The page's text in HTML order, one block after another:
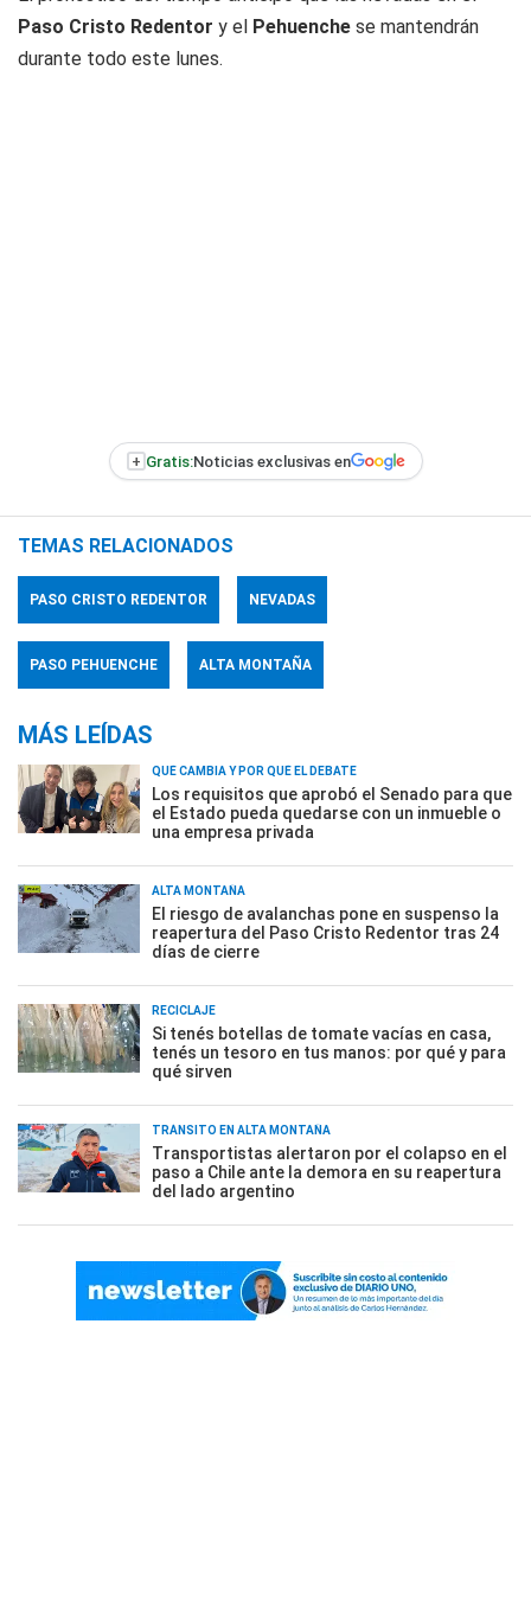
Paso Cristo Redentor y el Pehuenche se mantendrán
durante todo este lunes.
+ Gratis:Noticias exclusivas en
TEMAS RELACIONADOS
PASO CRISTO REDENTOR NEVADAS
PASO PEHUENCHE ALTA MONTAÑA
MÁS LEÍDAS
QUÉ CAMBIA Y POR QUÉ EL DEBATE
Los requisitos que aprobó el Senado para que
el Estado pueda quedarse con un inmueble o
una empresa privada
ALTA MONTAÑA
El riesgo de avalanchas pone en suspenso la
reapertura del Paso Cristo Redentor tras 24
días de cierre
RECICLAJE
Si tenés botellas de tomate vacías en casa,
tenés un tesoro en tus manos: por qué y para
qué sirven
TRÁNSITO EN ALTA MONTAÑA
Transportistas alertaron por el colapso en el
paso a Chile ante la demora en su reapertura
del lado argentino